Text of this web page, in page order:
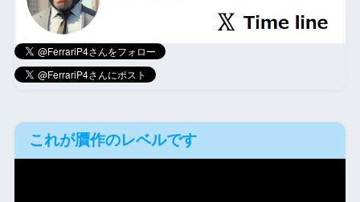
これが贋作のレベルです